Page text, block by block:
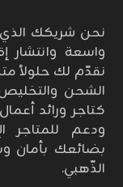
نحن شريكك الذي
واسعة وانتشار
نقدّم لك حلولاً
الشحن
كتاجر ورائد
ودعم للمتاجر
بضائعك بأمان
الذّهبي.